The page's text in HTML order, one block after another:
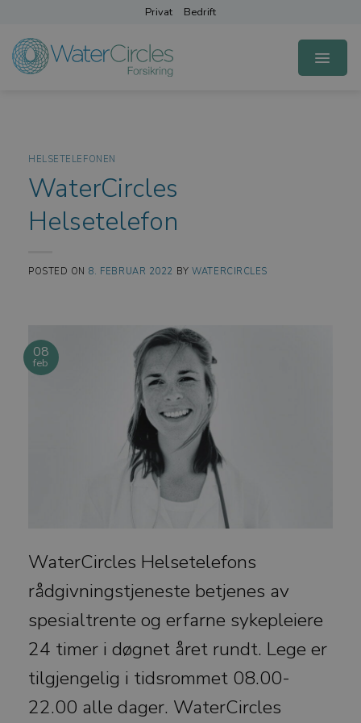
content
Privat Bedrift
HELSETELEFONEN
WaterCircles
Helsetelefon
POSTED ON 8. FEBRUAR 2022 BYWATERCIRCLES
08
feb
WaterCircles Helsetelefons
rådgivningstjeneste betjenes av
spesialtrente og erfarne sykepleiere
24 timer i døgnet året rundt. Lege er
tilgjengelig i tidsrommet 08.00-
22.00 alle dager. WaterCircles